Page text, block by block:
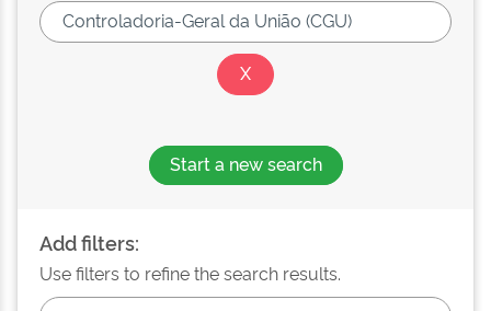
Start a new search
Add filters:
Use filters to refine the search results.